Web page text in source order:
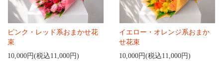
ピンク・レッド系おまかせ花
束
10,000円(税込11,000円)
イエロー・オレンジ系おまか
せ花束
10,000円(税込11,000円)